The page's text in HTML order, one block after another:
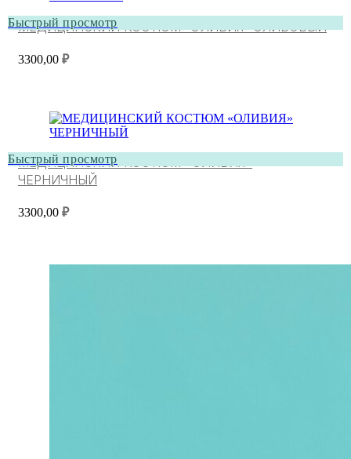
Быстрый просмотр
МЕДИЦИНСКИЙ КОСТЮМ “ОЛИВИЯ” СЛИВОВЫЙ
3300,00 ₽
Быстрый просмотр
МЕДИЦИНСКИЙ КОСТЮМ «ОЛИВИЯ»
ЧЕРНИЧНЫЙ
3300,00 ₽